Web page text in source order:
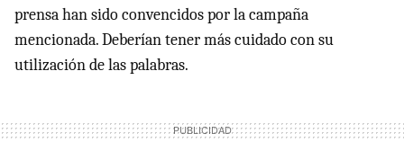
prensa han sido convencidos por la campaña
mencionada. Deberían tener más cuidado con su
utilización de las palabras.